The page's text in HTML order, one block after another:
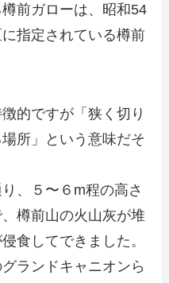
前ガローは、昭和54
指定されている樽前
的ですが「狭く切り
所」という意味だそ
、５〜６m程の高さ
樽前山の火山灰が堆
食してできました。
ランドキャニオンら